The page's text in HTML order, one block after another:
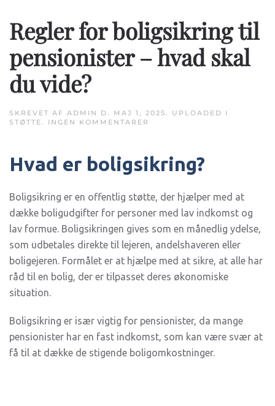
Regler for boligsikring til
pensionister – hvad skal
du vide?
SKREVET AF ADMIN D. MAJ 1, 2025. UPLOADED I
STØTTE. INGEN KOMMENTARER
TIL
PENSIONISTER
SKAL
DU
VIDE?
Hvad er boligsikring?
Boligsikring er en offentlig støtte, der hjælper med at
dække boligudgifter for personer med lav indkomst og
lav formue. Boligsikringen gives som en månedlig ydelse,
som udbetales direkte til lejeren, andelshaveren eller
boligejeren. Formålet er at hjælpe med at sikre, at alle har
råd til en bolig, der er tilpasset deres økonomiske
situation.
Boligsikring er især vigtig for pensionister, da mange
pensionister har en fast indkomst, som kan være svær at
få til at dække de stigende boligomkostninger.